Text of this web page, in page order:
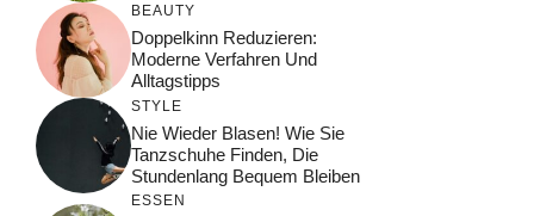
BEAUTY
Doppelkinn Reduzieren:
Moderne Verfahren Und
Alltagstipps
STYLE
Nie Wieder Blasen! Wie Sie
Tanzschuhe Finden, Die
Stundenlang Bequem Bleiben
ESSEN